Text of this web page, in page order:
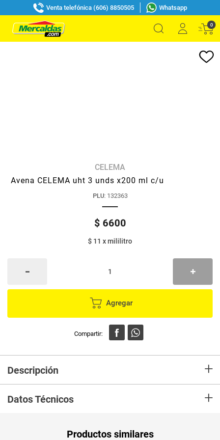
Venta telefónica (606) 8850505 Whatsapp
0
CELEMA
Avena CELEMA uht 3 unds x200 ml c/u
PLU: 132363
$ 6600
$ 11 xmililitro
Agregar
Descripción +
Datos Técnicos +
Productos similares